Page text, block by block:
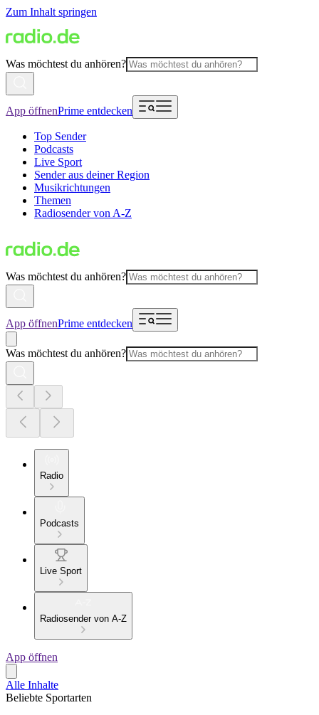
Zum Inhalt springen
Was möchtest du anhören?
App öffnenPrime entdecken
Top Sender
Podcasts
Live Sport
Sender aus deiner Region
Musikrichtungen
Themen
Radiosender von A-Z
Was möchtest du anhören?
App öffnenPrime entdecken
Was möchtest du anhören?
Radio
Podcasts
Live Sport
Radiosender von A-Z
App öffnen
Alle Inhalte
Beliebte Sportarten